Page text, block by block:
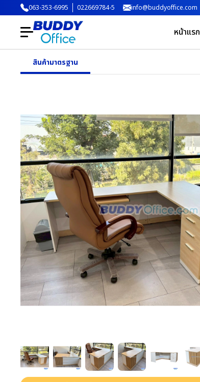
063-353-6995 022669784-5 info@buddyoffice.com
หน้าแรก
สินค้ามาตรฐาน